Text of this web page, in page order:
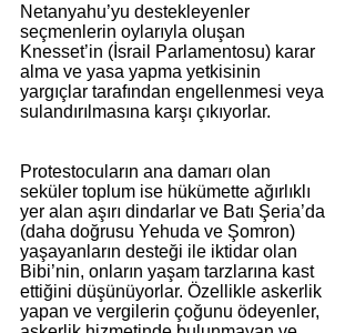
Netanyahu’yu destekleyenler
seçmenlerin oylarıyla oluşan
Knesset’in (İsrail Parlamentosu) karar
alma ve yasa yapma yetkisinin
yargıçlar tarafından engellenmesi veya
sulandırılmasına karşı çıkıyorlar.
Protestocuların ana damarı olan
seküler toplum ise hükümette ağırlıklı
yer alan aşırı dindarlar ve Batı Şeria’da
(daha doğrusu Yehuda ve Şomron)
yaşayanların desteği ile iktidar olan
Bibi’nin, onların yaşam tarzlarına kast
ettiğini düşünüyorlar. Özellikle askerlik
yapan ve vergilerin çoğunu ödeyenler,